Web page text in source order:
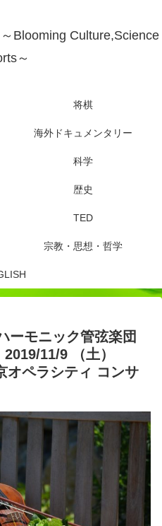
Blooming Culture,Science
～
将棋
海外ドキュメンタリー
科学
歴史
TED
宗教・思想・哲学
ーモニック管弦楽団
11/9 （土）
オペラシティ コンサ